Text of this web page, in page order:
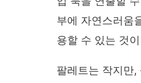
부에 자연스러움
용할 수 있는 것
팔레트는 작지만